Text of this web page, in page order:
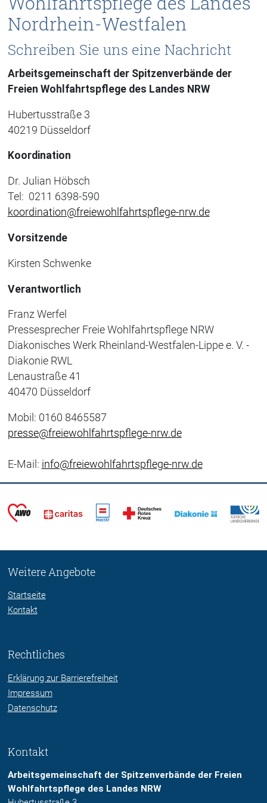
Nordrhein-Westfalen
Schreiben Sie uns eine Nachricht
Arbeitsgemeinschaft der Spitzenverbände der
Freien Wohlfahrtspflege des Landes NRW
Hubertusstraße 3
40219 Düsseldorf
Koordination
Dr. Julian Höbsch
Tel: 0211 6398-590
koordination@freiewohlfahrtspflege-nrw.de
Vorsitzende
Kirsten Schwenke
Verantwortlich
Franz Werfel
Pressesprecher Freie Wohlfahrtspflege NRW
Diakonisches Werk Rheinland-Westfalen-Lippe e. V. -
Diakonie RWL
Lenaustraße 41
40470 Düsseldorf
Mobil: 0160 8465587
presse@freiewohlfahrtspflege-nrw.de
E-Mail: info@freiewohlfahrtspflege-nrw.de
Weitere Angebote
Startseite
Kontakt
Rechtliches
Erklärung zur Barrierefreiheit
Impressum
Datenschutz
Kontakt
Arbeitsgemeinschaft der Spitzenverbände der Freien
Wohlfahrtspflege des Landes NRW